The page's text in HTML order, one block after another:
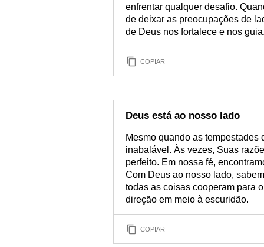
enfrentar qualquer desafio.
de deixar as preocupações de
de Deus nos fortalece e nos guia.
COPIAR
Deus está ao nosso lado
Mesmo quando as tempestades
inabalável. Às vezes, Suas
perfeito. Em nossa fé,
Com Deus ao nosso lado,
todas as coisas cooperam para
direção em meio à escuridão.
COPIAR